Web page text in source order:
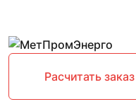
Расчитать заказ